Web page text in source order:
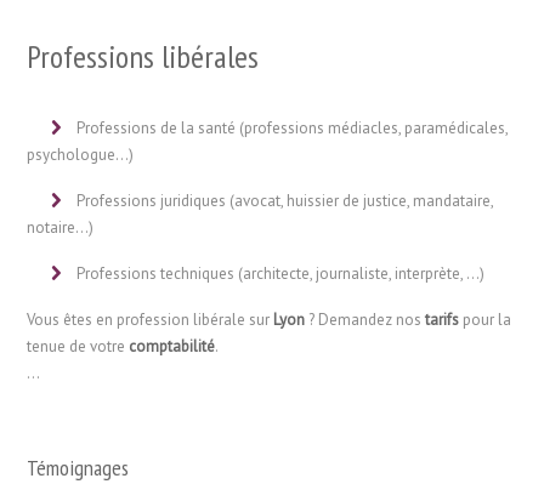
Professions libérales
Professions de la santé (professions médiacles, paramédicales,
psychologue…)
Professions juridiques (avocat, huissier de justice, mandataire,
notaire…)
Professions techniques (architecte, journaliste, interprète, …)
Vous êtes en profession libérale sur Lyon ? Demandez nostarifs pour la
tenue de votre comptabilité.
…
Témoignages